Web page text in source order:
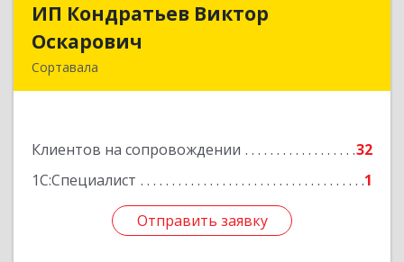
ИП Кондратьев Виктор
Оскарович
Сортавала
Клиентов на сопровождении
32
1С:Специалист
1
Отправить заявку
ИП Кондратьев Виктор
Подробнее
Отправить заявку